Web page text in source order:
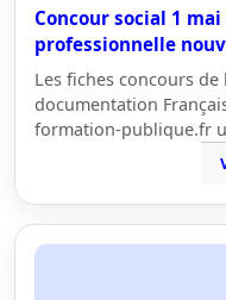
Concour social 1
professionnelle
Les fiches concours
documentation
formation-publique.fr